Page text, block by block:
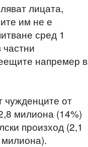
лицата,
им не е
сред 1
напремер в
чужденците от
милиона (14%)
произход (2,1